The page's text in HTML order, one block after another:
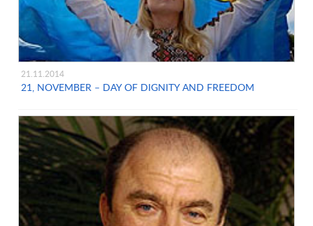
21.11.2014
21, NOVEMBER – DAY OF DIGNITY AND FREEDOM